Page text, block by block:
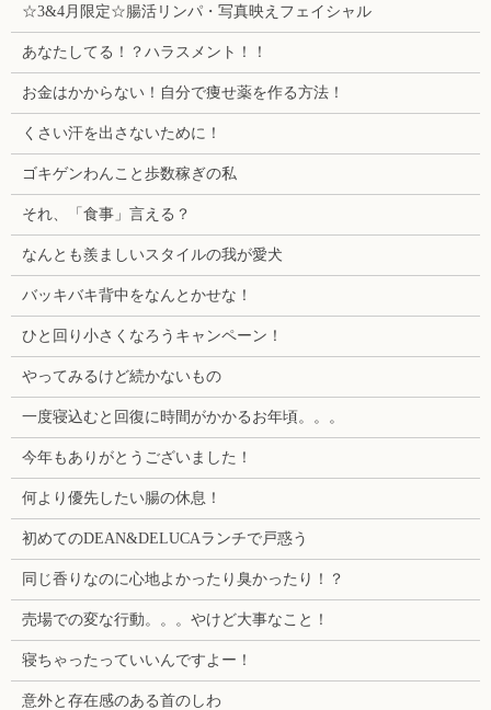
☆3&4月限定☆腸活リンパ・写真映えフェイシャル
あなたしてる！？ハラスメント！！
お金はかからない！自分で痩せ薬を作る方法！
くさい汗を出さないために！
ゴキゲンわんこと歩数稼ぎの私
それ、「食事」言える？
なんとも羨ましいスタイルの我が愛犬
バッキバキ背中をなんとかせな！
ひと回り小さくなろうキャンペーン！
やってみるけど続かないもの
一度寝込むと回復に時間がかかるお年頃。。。
今年もありがとうございました！
何より優先したい腸の休息！
初めてのDEAN&DELUCAランチで戸惑う
同じ香りなのに心地よかったり臭かったり！？
売場での変な行動。。。やけど大事なこと！
寝ちゃったっていいんですよー！
意外と存在感のある首のしわ